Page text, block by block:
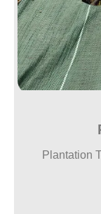
Plantation